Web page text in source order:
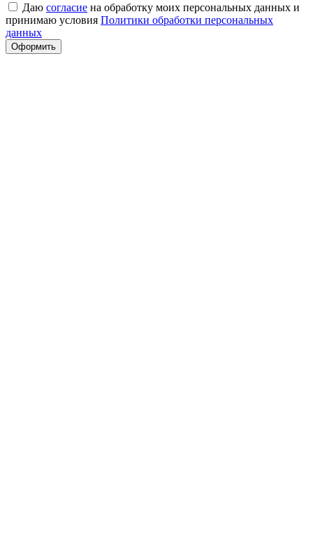
Даю согласие на обработку моих персональных данных и
принимаю условия Политики обработки персональных
данных
Оформить